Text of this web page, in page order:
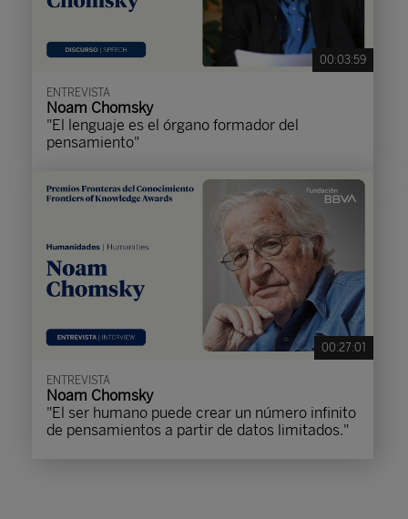
00:03:59
ENTREVISTA
Noam Chomsky
"El lenguaje es el órgano formador del
pensamiento"
00:27:01
ENTREVISTA
Noam Chomsky
"El ser humano puede crear un número infinito
de pensamientos a partir de datos limitados."